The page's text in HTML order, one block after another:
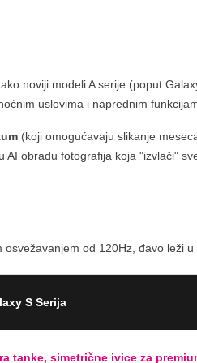
noviji modeli A serije (poput
uslovima i naprednim
(koji omogućavaju slikanje
obradu fotografija koja "izvlači"
od 120Hz, đavo leži u
S Serija
tanke, simetrične ivice za